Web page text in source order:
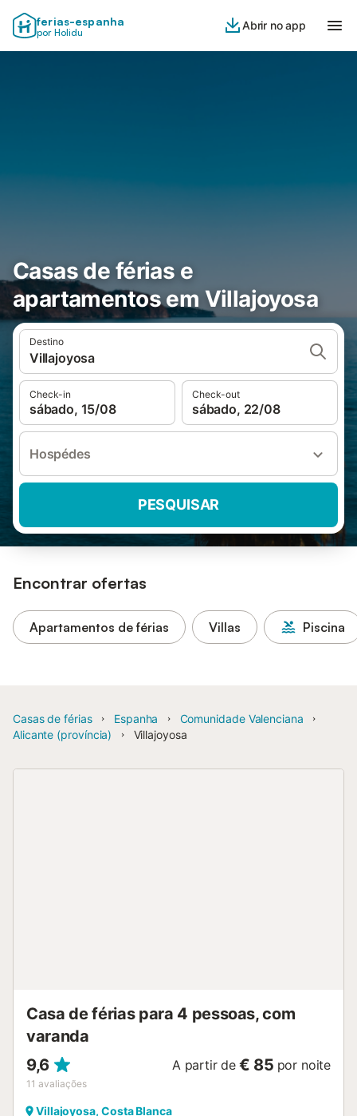
ferias-espanha
por Holidu
Abrir no app
Casas de férias e
apartamentos em Villajoyosa
Destino
Villajoyosa
Check-in
sábado, 15/08
Check-out
sábado, 22/08
Hospédes
PESQUISAR
Encontrar ofertas
Apartamentos de férias Villas Piscina
Casas de férias Espanha
Comunidade Valenciana
Alicante (província)
Villajoyosa
Casa de férias para 4 pessoas, com
varanda
9,6
11 avaliações
A partir de € 85 por noite
Villajoyosa, Costa Blanca